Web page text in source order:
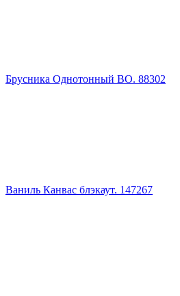
Брусника Однотонный ВО. 88302
Ваниль Канвас блэкаут. 147267